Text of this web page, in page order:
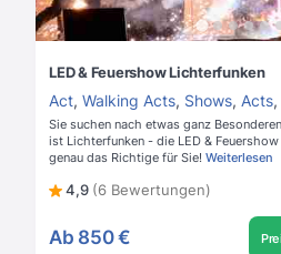
LED & Feuershow Lichterfunken
Act, Walking Acts, Shows, Acts,
Sie suchen nach etwas ganz
ist Lichterfunken - die LED &
genau das Richtige für Sie! Weiterlesen
4,9 (6 Bewertungen)
Ab 850 €